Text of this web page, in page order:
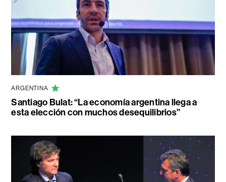
ARGENTINA
Santiago Bulat: “La economía argentina llega a
esta elección con muchos desequilibrios”